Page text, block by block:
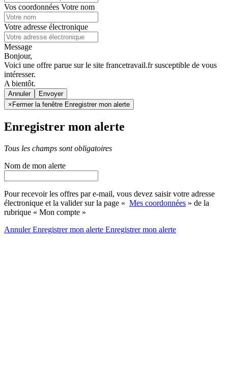
Vos coordonnées Votre nom
Votre adresse électronique
Message
Bonjour,
Voici une offre parue sur le site francetravail.fr susceptible de vous
intéresser.
A bientôt.
Annuler
× Fermer la fenêtre Enregistrer mon alerte
Enregistrer mon alerte
Tous les champs sont obligatoires
Nom de mon alerte
Pour recevoir les offres par e-mail, vous devez saisir votre adresse
électronique et la valider sur la page « Mes coordonnées » de la
rubrique « Mon compte »
AnnulerEnregistrer mon alerte Enregistrermon alerte